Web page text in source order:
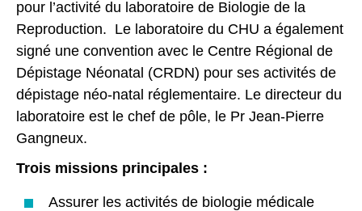
pour l’activité du laboratoire de Biologie de la
Reproduction. Le laboratoire du CHU a également
signé une convention avec le Centre Régional de
Dépistage Néonatal (CRDN) pour ses activités de
dépistage néo-natal réglementaire. Le directeur du
laboratoire est le chef de pôle, le Pr Jean-Pierre
Gangneux.
Trois missions principales :
Assurer les activités de biologie médicale